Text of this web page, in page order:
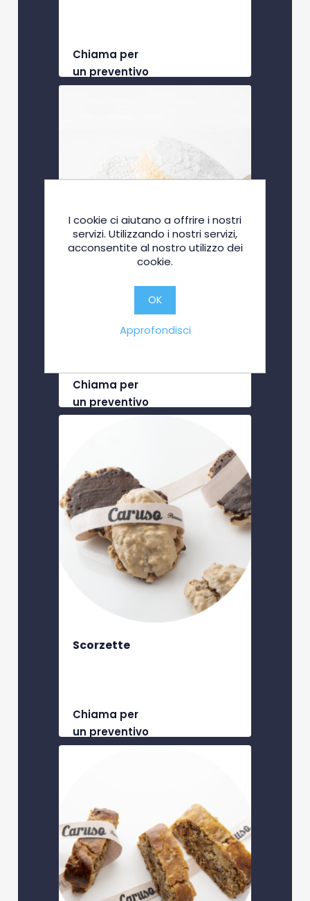
Chiama per
un preventivo
Disponibile in una elegante
Chiama per
un preventivo
Scorzette
Chiama per
un preventivo
I cookie ci aiutano a offrire i nostri
servizi. Utilizzando i nostri servizi,
acconsentite al nostro utilizzo dei
cookie.
OK
Approfondisci